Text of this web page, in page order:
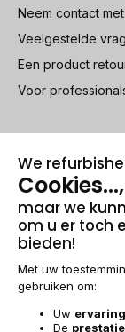
Neem contact
Veelgestelde
Een product
Voor
100%
Wettelijke
Algemene